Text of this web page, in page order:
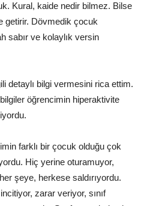
Kural, kaide nedir bilmez. Bilse
getirir. Dövmedik çocuk
sabır ve kolaylık versin
detaylı bilgi vermesini rica ettim.
bilgiler öğrencimin hiperaktivite
farklı bir çocuk olduğu çok
Hiç yerine oturamuyor,
şeye, herkese saldırıyordu.
zarar veriyor, sınıf